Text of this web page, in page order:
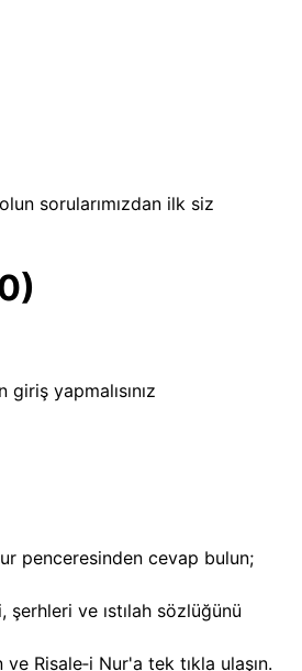
sorularımızdan ilk siz
yapmalısınız
penceresinden cevap bulun;
şerhleri ve ıstılah sözlüğünü
ve Risale‑i Nur'a tek tıkla ulaşın.